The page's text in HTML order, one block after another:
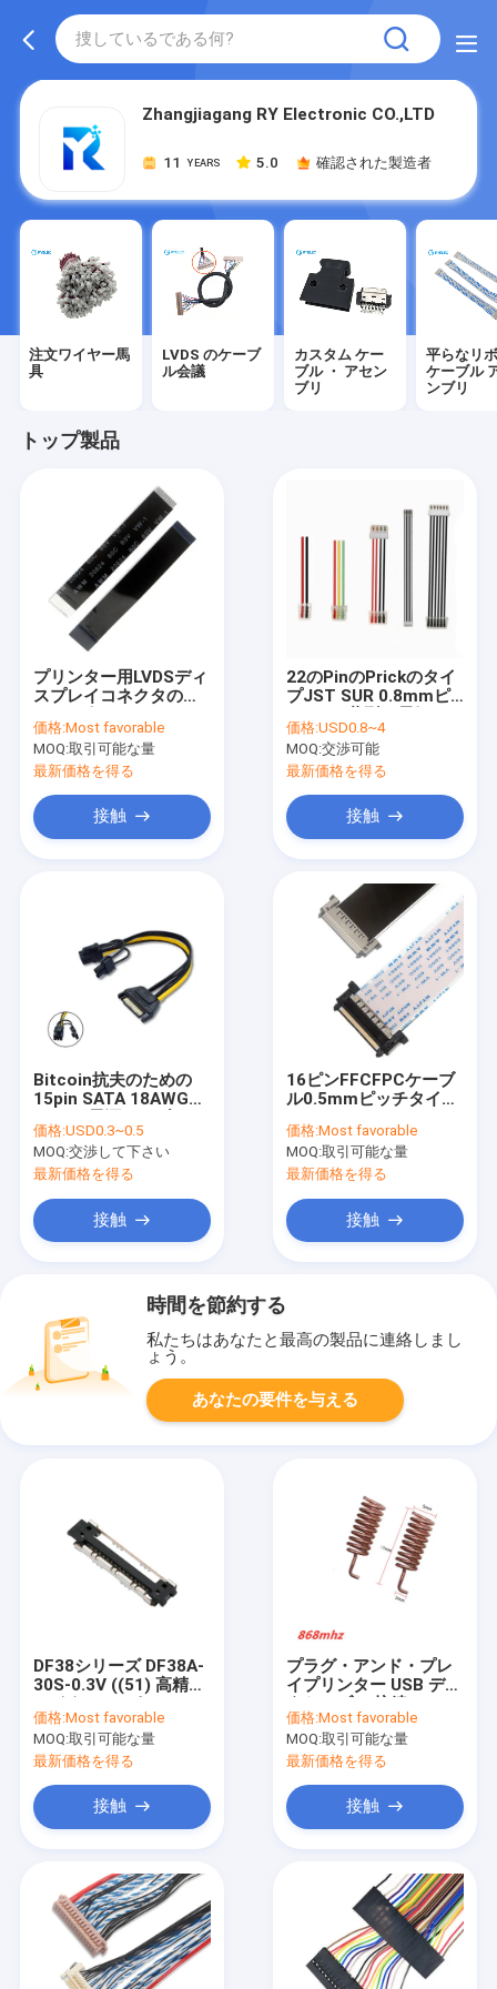
Zhangjiagang RY Electronic CO.,LTD
11 YEARS 5.0 確認された製造者
注文ワイヤー馬
具
LVDS のケーブ
ル会議
カスタム ケー
ブル ・ アセン
ブリ
平らなリ
ケーブル
ンブリ
トップ製品
プリンター用LVDSディ
スプレイコネクタのた
ボンケーブル
価格:Most favorable
MOQ:取引可能な量
最新価格を得る
接触
22のPinのPrickのタイ
プJST SUR 0.8mmピ
ヤー馬具
価格:USD0.8~4
MOQ:交渉可能
最新価格を得る
接触
Bitcoin抗夫のための
15pin SATA 18AWG
価格:USD0.3~0.5
MOQ:交渉して下さい
最新価格を得る
接触
16ピンFFCFPCケーブ
ル0.5mmピッチタイプ
1 LVDSディスプレイコ
ネクタ
価格:Most favorable
MOQ:取引可能な量
最新価格を得る
接触
時間を節約する
私たちはあなたと最高の製品に連絡しまし
ょう。
あなたの要件を与える
DF38シリーズ DF38A-
30S-0.3V ((51) 高精度
コネクタ
価格:Most favorable
MOQ:取引可能な量
最新価格を得る
接触
プラグ・アンド・プレ
イプリンター USB デー
3.0 B 男性から女性
Usb3.0 BmからBf
価格:Most favorable
MOQ:取引可能な量
最新価格を得る
接触